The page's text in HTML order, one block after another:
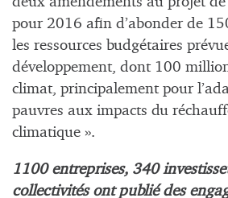
pour 2016 afin d’abonder de
les ressources budgétaires
développement, dont 100
climat, principalement pour
pauvres aux impacts du
climatique ».
1100 entreprises, 340
collectivités ont publié des